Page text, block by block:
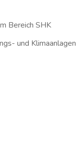
Bereich SHK
und Klimaanlagen